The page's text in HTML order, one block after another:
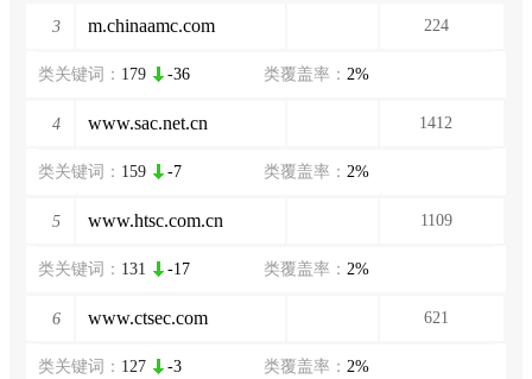
3 m.chinaamc.com 224
类关键词： 179 -36 类覆盖率： 2%
4 www.sac.net.cn 1412
类关键词： 159 -7 类覆盖率： 2%
5 www.htsc.com.cn 1109
类关键词： 131 -17 类覆盖率： 2%
6 www.ctsec.com 621
类关键词： 127 -3 类覆盖率： 2%